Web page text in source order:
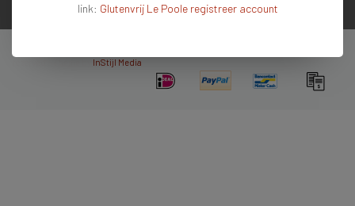
Nieuwsbrief
InStijl Media
link: Glutenvrij Le Poole registreer account